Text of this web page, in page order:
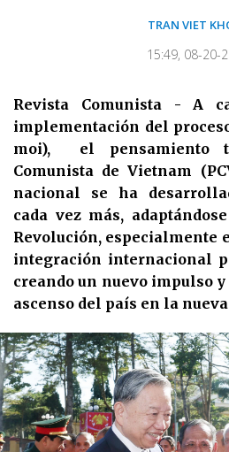
TRAN VIET
15:49, 08-20-
Revista Comunista - A
implementación del
moi), el pensamiento
Comunista de Vietnam
nacional se ha
cada vez más,
Revolución, especialmente
integración internacional
creando un nuevo impulso
ascenso del país en la